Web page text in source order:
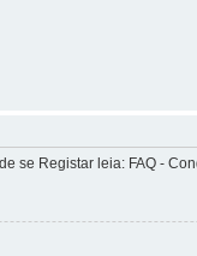
se Registar leia: FAQ -